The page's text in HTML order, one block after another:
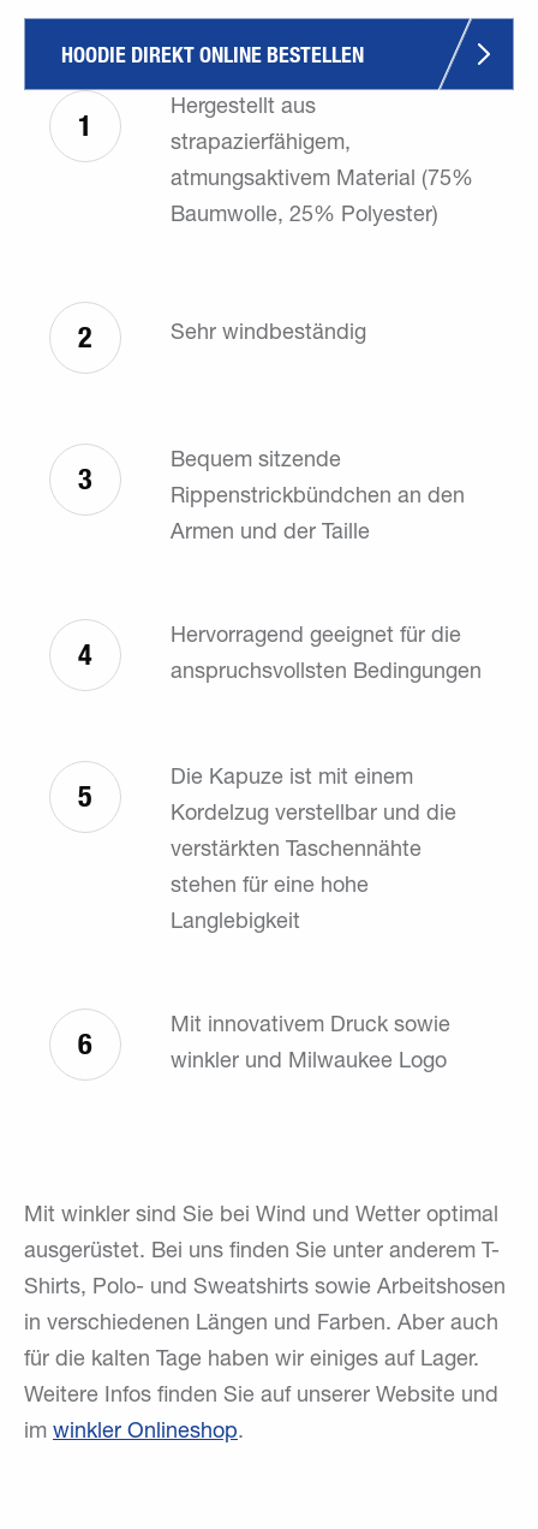
HOODIE DIREKT ONLINE BESTELLEN
1
Hergestellt aus
strapazierfähigem,
atmungsaktivem Material (75%
Baumwolle, 25% Polyester)
2 Sehr windbeständig
3
Bequem sitzende
Rippenstrickbündchen an den
Armen und der Taille
4
Hervorragend geeignet für die
anspruchsvollsten Bedingungen
5
Die Kapuze ist mit einem
Kordelzug verstellbar und die
verstärkten Taschennähte
stehen für eine hohe
Langlebigkeit
6
Mit innovativem Druck sowie
winkler und Milwaukee Logo
Mit winkler sind Sie bei Wind und Wetter optimal
ausgerüstet. Bei uns finden Sie unter anderem T-
Shirts, Polo- und Sweatshirts sowie Arbeitshosen
in verschiedenen Längen und Farben. Aber auch
für die kalten Tage haben wir einiges auf Lager.
Weitere Infos finden Sie auf unserer Website und
im winkler Onlineshop.